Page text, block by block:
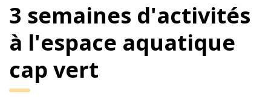
3 semaines d'activités
à l'espace aquatique
cap vert